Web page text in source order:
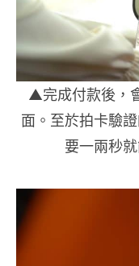
▲完成付款後，
面。至於拍卡驗
要一兩秒